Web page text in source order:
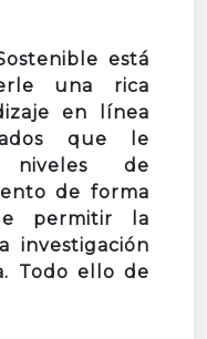
está
una rica
en línea
que le
de
de forma
permitir la
investigación
Todo ello de